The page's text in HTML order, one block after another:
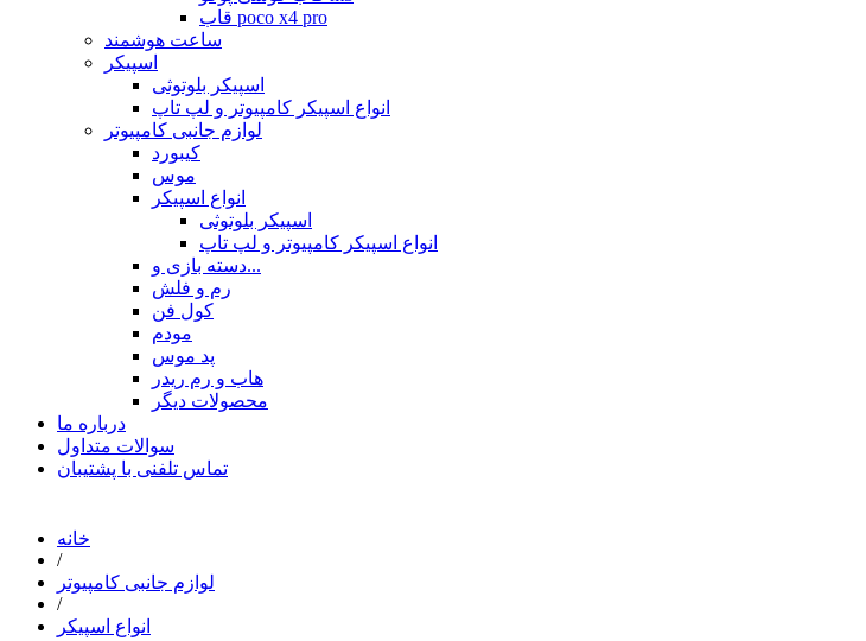
قاب poco x4 pro
ساعت هوشمند
اسپیکر
اسپیکر بلوتوثی
انواع اسپیکر کامپیوتر و لپ تاپ
لوازم جانبی کامپیوتر
کیبورد
موس
انواع اسپیکر
اسپیکر بلوتوثی
انواع اسپیکر کامپیوتر و لپ تاپ
دسته بازی و...
رم و فلش
کول فن
مودم
پد موس
هاب و رم ریدر
محصولات دیگر
درباره ما
سوالات متداول
تماس تلفنی با پشتیبان
خانه
/
لوازم جانبی کامپیوتر
/
انواع اسپیکر